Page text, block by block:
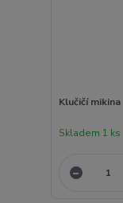
Klučičí mikina
Skladem 1 ks